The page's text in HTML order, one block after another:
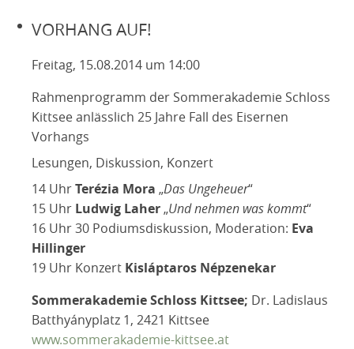
VORHANG AUF!
Freitag, 15.08.2014 um 14:00
Rahmenprogramm der Sommerakademie Schloss
Kittsee anlässlich 25 Jahre Fall des Eisernen
Vorhangs
Lesungen, Diskussion, Konzert
14 UhrTerézia Mora „Das Ungeheuer“
15 Uhr Ludwig Laher„Und nehmen was kommt“
16 Uhr 30 Podiumsdiskussion, Moderation: Eva
Hillinger
19 Uhr Konzert Kisláptaros Népzenekar
Sommerakademie Schloss Kittsee; Dr. Ladislaus
Batthyányplatz 1, 2421 Kittsee
www.sommerakademie-kittsee.at